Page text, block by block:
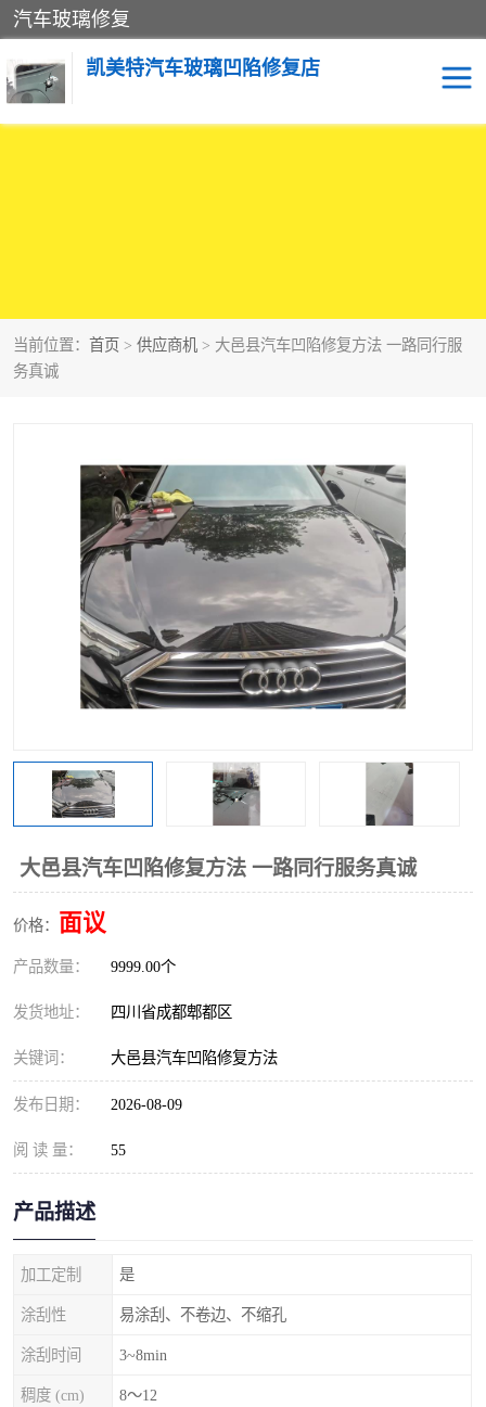
汽车玻璃修复
凯美特汽车玻璃凹陷修复店
当前位置： 首页 > 供应商机 > 大邑县汽车凹陷修复方法 一路同行服
务真诚
大邑县汽车凹陷修复方法 一路同行服务真诚
价格： 面议
产品数量： 9999.00个
发货地址： 四川省成都郫都区
关键词： 大邑县汽车凹陷修复方法
发布日期： 2026-08-09
阅 读 量： 55
产品描述
加工定制 是
涂刮性 易涂刮、不卷边、不缩孔
涂刮时间 3~8min
稠度 (cm) 8～12